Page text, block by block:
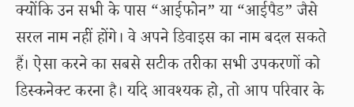
क्योंकि उन सभी के पास “आईफोन” या “आईपैड” जैसे
सरल नाम नहीं होंगे। वे अपने डिवाइस का नाम बदल सकते
हैं। ऐसा करने का सबसे सटीक तरीका सभी उपकरणों को
डिस्कनेक्ट करना है। यदि आवश्यक हो, तो आप परिवार के